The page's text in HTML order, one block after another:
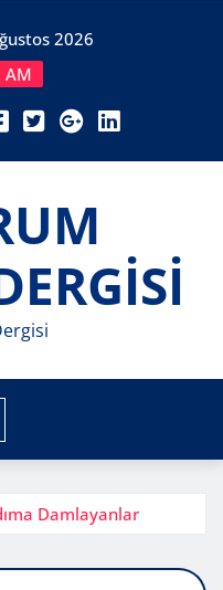
2026
AM
Damlayanlar